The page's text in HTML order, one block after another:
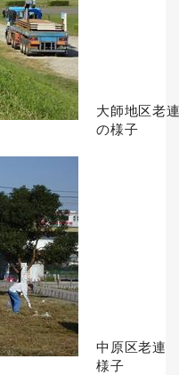
大師地区老
の様子
中原区老連
様子